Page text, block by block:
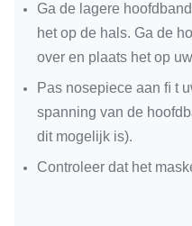
Ga de lagere
het op de hals. Ga de
over en plaats het op
Pas nosepiece aan ﬁ t
spanning van de
dit mogelijk is).
Controleer dat het